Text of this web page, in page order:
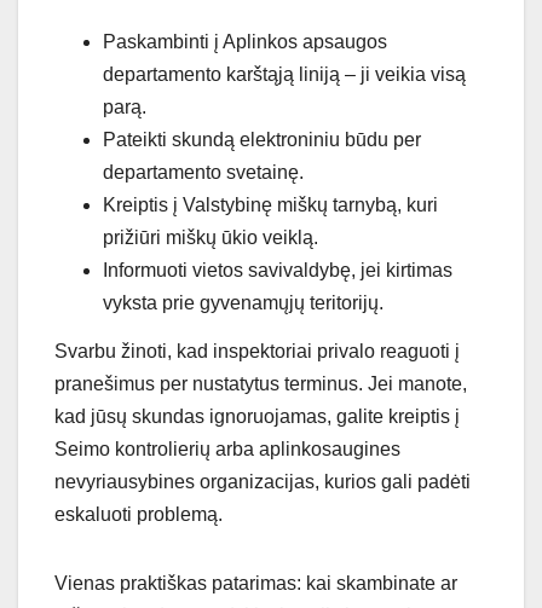
Paskambinti į Aplinkos apsaugos
departamento karštąją liniją – ji veikia visą
parą.
Pateikti skundą elektroniniu būdu per
departamento svetainę.
Kreiptis į Valstybinę miškų tarnybą, kuri
prižiūri miškų ūkio veiklą.
Informuoti vietos savivaldybę, jei kirtimas
vyksta prie gyvenamųjų teritorijų.
Svarbu žinoti, kad inspektoriai privalo reaguoti į
pranešimus per nustatytus terminus. Jei manote,
kad jūsų skundas ignoruojamas, galite kreiptis į
Seimo kontrolierių arba aplinkosaugines
nevyriausybines organizacijas, kurios gali padėti
eskaluoti problemą.
Vienas praktiškas patarimas: kai skambinate ar